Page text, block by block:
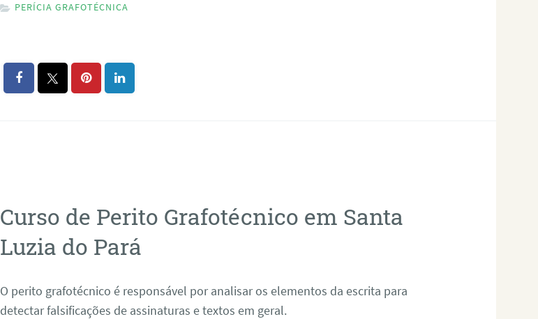
PERÍCIA GRAFOTÉCNICA
Curso de Perito Grafotécnico em Santa
Luzia do Pará
O perito grafotécnico é responsável por analisar os elementos da escrita para
detectar falsificações de assinaturas e textos em geral.